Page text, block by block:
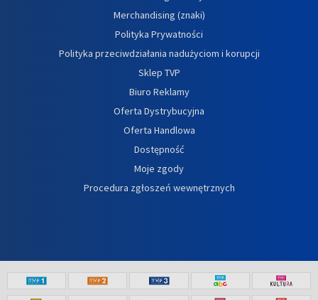
Merchandising (znaki)
Polityka Prywatności
Polityka przeciwdziałania nadużyciom i korupcji
Sklep TVP
Biuro Reklamy
Oferta Dystrybucyjna
Oferta Handlowa
Dostępność
Moje zgody
Procedura zgłoszeń wewnętrznych